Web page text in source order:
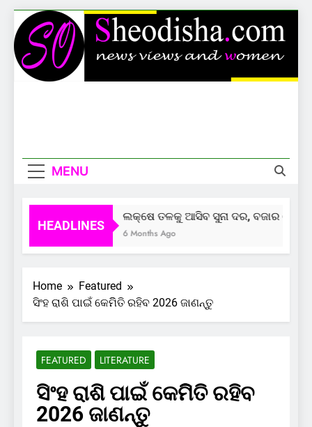
Skip
to
content
MENU
HEADLINES
ଲକ୍ଷେ ତଳକୁ ଆସିବ ସୁନା ଦର, ବଜାର ଦେଲାଣି
6 Months Ago
Home
Featured
ସିଂହ ରାଶି ପାଇଁ କେମିିତି ରହିବ 2026 ଜାଣନ୍ତୁ
FEATURED LITERATURE
ସିଂହ ରାଶି ପାଇଁ କେମିିତି ରହିବ
2026 ଜାଣନ୍ତୁ